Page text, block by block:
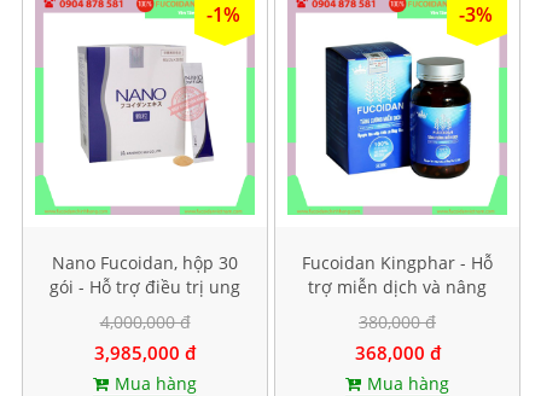
-1%
Nano Fucoidan, hộp 30
gói - Hỗ trợ điều trị ung
thư
4,000,000 đ
3,985,000 đ
Mua hàng
-3%
Fucoidan Kingphar - Hỗ
trợ miễn dịch và nâng
cao sức đề kháng, Hộp 40
viên
380,000 đ
368,000 đ
Mua hàng